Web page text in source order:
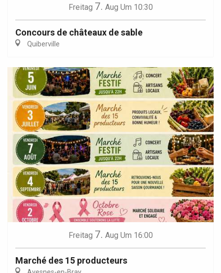
Freitag 7. Aug Um 10:30
Concours de châteaux de sable
Quiberville
Freitag 7. Aug Um 16:00
Marché des 15 producteurs